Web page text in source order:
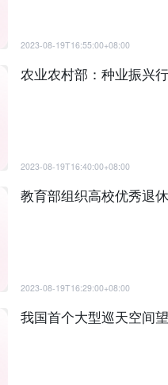
2023-08-19T16:55:00+08:00
农业农村部：种业振兴
2023-08-19T16:40:00+08:00
教育部组织高校优秀退
2023-08-19T16:29:00+08:00
我国首个大型巡天空间